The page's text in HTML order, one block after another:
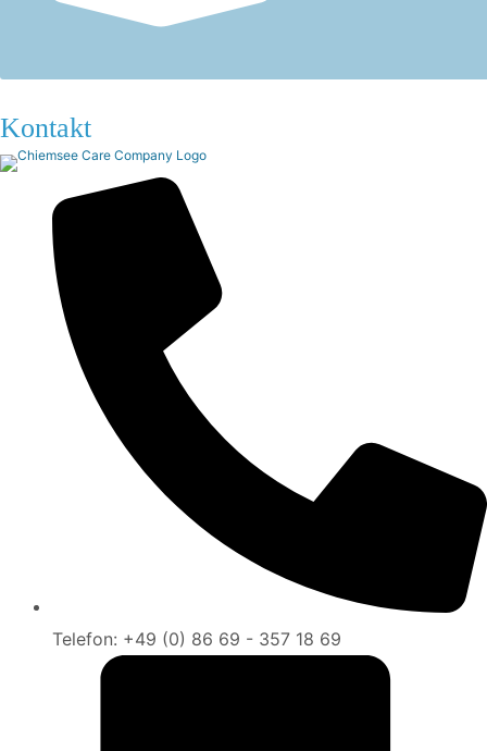
Kontakt
Telefon: +49 (0) 86 69 - 357 18 69